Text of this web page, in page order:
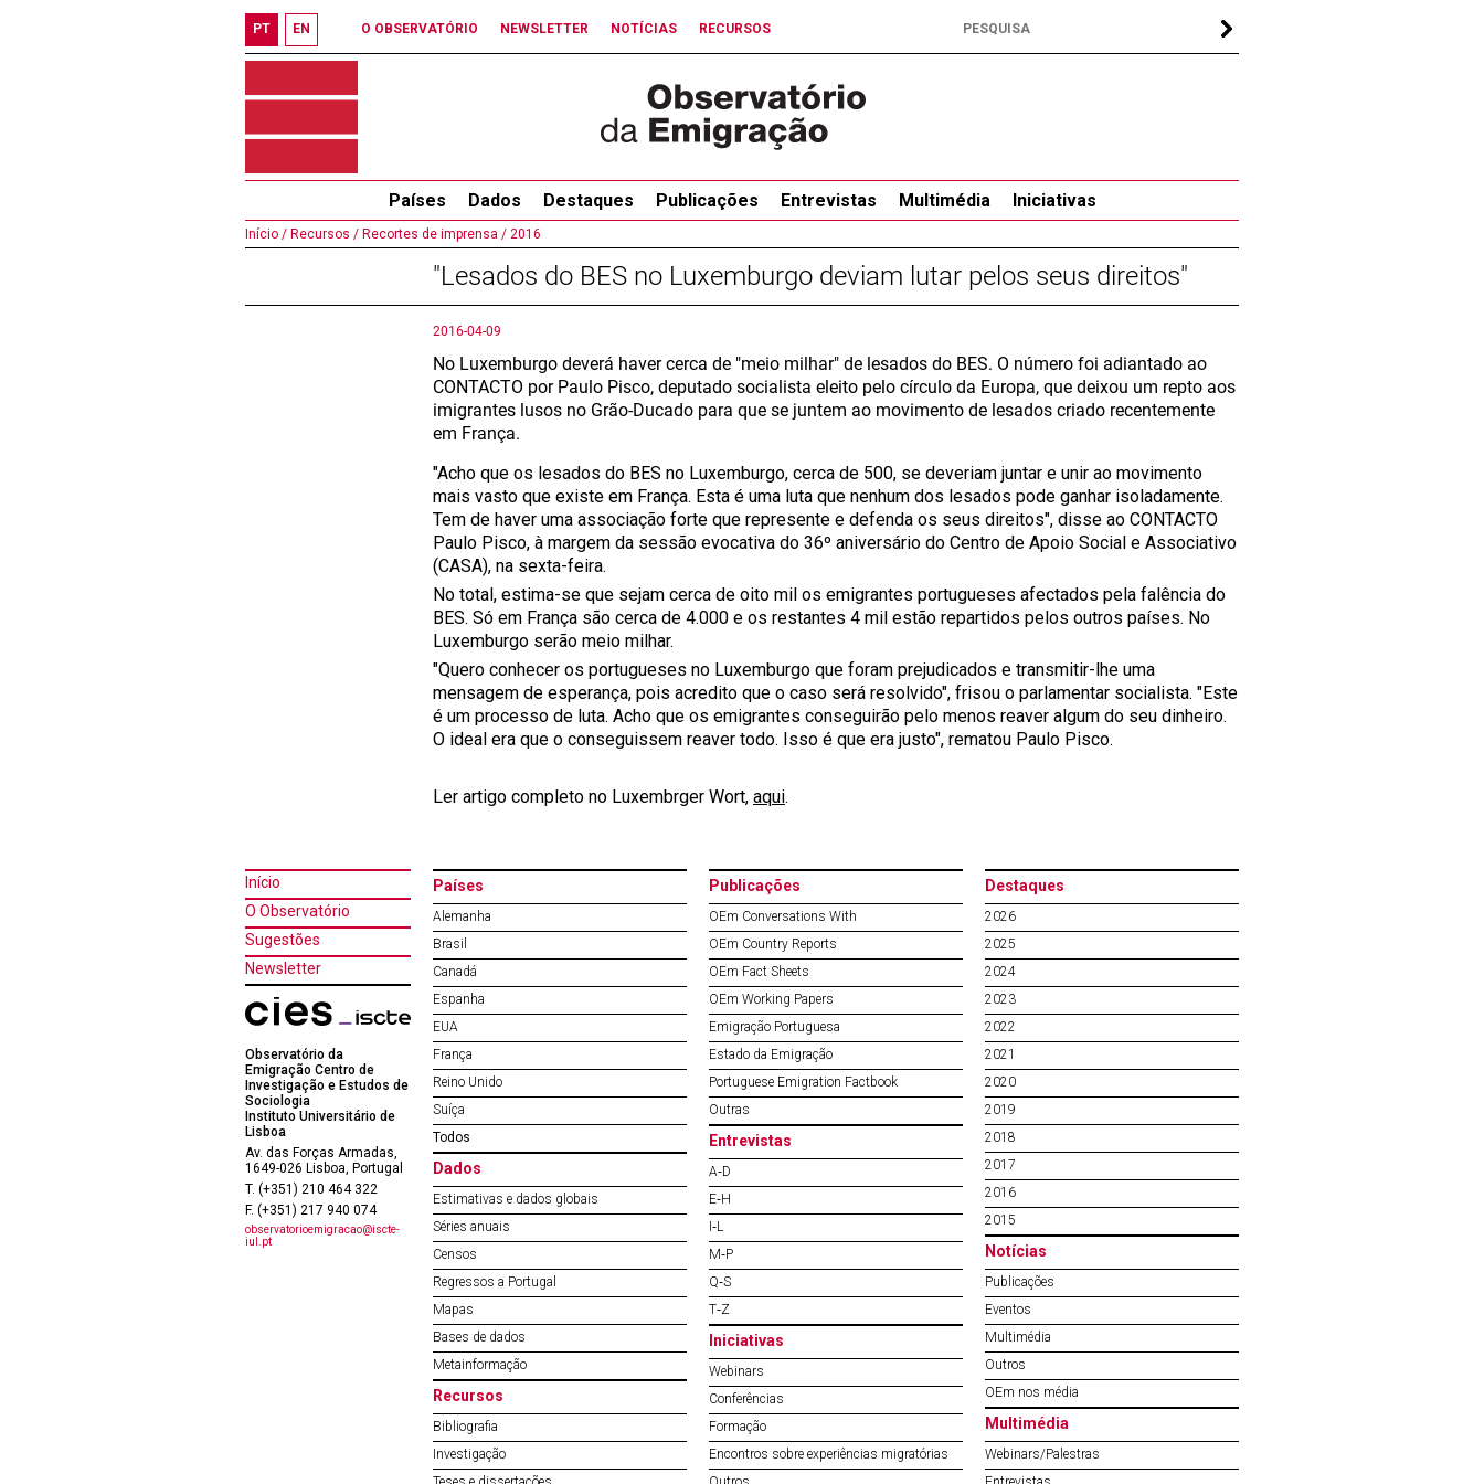
PT EN O OBSERVATÓRIO NEWSLETTER NOTÍCIAS RECURSOS
Países Dados Destaques Publicações Entrevistas Multimédia Iniciativas
Início / Recursos / Recortes de imprensa / 2016
"Lesados do BES no Luxemburgo deviam lutar pelos seus direitos"
2016-04-09
No Luxemburgo deverá haver cerca de "meio milhar" de lesados do BES. O número foi adiantado ao
CONTACTO por Paulo Pisco, deputado socialista eleito pelo círculo da Europa, que deixou um repto aos
imigrantes lusos no Grão-Ducado para que se juntem ao movimento de lesados criado recentemente
em França.
"Acho que os lesados do BES no Luxemburgo, cerca de 500, se deveriam juntar e unir ao movimento
mais vasto que existe em França. Esta é uma luta que nenhum dos lesados pode ganhar isoladamente.
Tem de haver uma associação forte que represente e defenda os seus direitos", disse ao CONTACTO
Paulo Pisco, à margem da sessão evocativa do 36º aniversário do Centro de Apoio Social e Associativo
(CASA), na sexta-feira.
No total, estima-se que sejam cerca de oito mil os emigrantes portugueses afectados pela falência do
BES. Só em França são cerca de 4.000 e os restantes 4 mil estão repartidos pelos outros países. No
Luxemburgo serão meio milhar.
"Quero conhecer os portugueses no Luxemburgo que foram prejudicados e transmitir-lhe uma
mensagem de esperança, pois acredito que o caso será resolvido", frisou o parlamentar socialista. "Este
é um processo de luta. Acho que os emigrantes conseguirão pelo menos reaver algum do seu dinheiro.
O ideal era que o conseguissem reaver todo. Isso é que era justo", rematou Paulo Pisco.
Ler artigo completo no Luxembrger Wort, aqui.
Início
O Observatório
Sugestões
Newsletter
Observatório da
Emigração Centro de
Investigação e Estudos de
Sociologia
Instituto Universitário de
Lisboa
Av. das Forças Armadas,
1649-026 Lisboa, Portugal
T. (+351) 210 464 322
F. (+351) 217 940 074
observatorioemigracao@iscte-
iul.pt
Países
Alemanha
Brasil
Canadá
Espanha
EUA
França
Reino Unido
Suíça
Todos
Dados
Estimativas e dados globais
Séries anuais
Censos
Regressos a Portugal
Mapas
Bases de dados
Metainformação
Recursos
Bibliografia
Investigação
Publicações
OEm Conversations With
OEm Country Reports
OEm Fact Sheets
OEm Working Papers
Emigração Portuguesa
Estado da Emigração
Portuguese Emigration Factbook
Outras
Entrevistas
A‐D
E‐H
I‐L
M‐P
Q‐S
T‐Z
Iniciativas
Webinars
Conferências
Formação
Encontros sobre experiências migratórias
Destaques
2026
2025
2024
2023
2022
2021
2020
2019
2018
2017
2016
2015
Notícias
Publicações
Eventos
Multimédia
Outros
OEm nos média
Multimédia
Webinars/Palestras